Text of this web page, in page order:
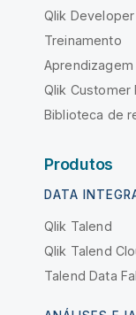
Qlik Developer
Treinamento
Aprendizagem
Qlik Customer
Biblioteca de
Produtos
DATA
Qlik Talend
Qlik Talend
Talend Data